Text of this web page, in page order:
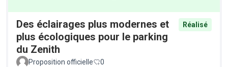
Des éclairages plus modernes et
plus écologiques pour le parking
du Zenith
Réalisé
Proposition officielle 0